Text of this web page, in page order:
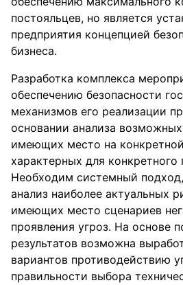
постояльцев, но является
предприятия концепцией
бизнеса.
Разработка комплекса
обеспечению безопасности
механизмов его реализации
основании анализа
имеющих место на
характерных для конкретного
Необходим системный
анализ наиболее актуальных
имеющих место сценариев
проявления угроз. На основе
результатов возможна
вариантов противодействию
правильности выбора